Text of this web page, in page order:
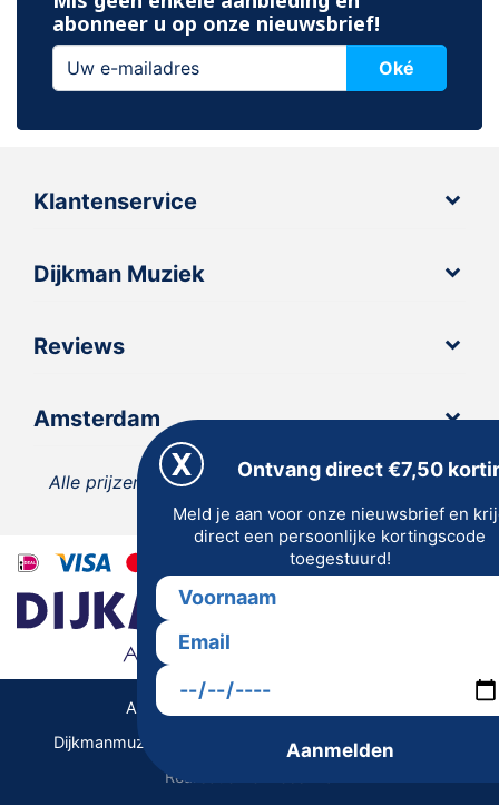
abonneer u op onze nieuwsbrief!
Oké
Klantenservice
Dijkman Muziek
Reviews
Amsterdam
Alle prijzen zijn inclusief 21% BTW, tenzij anders
vermeld.
Dijkmanmuziek 2026 © | Alle rechten voorbehouden
Realisatie De Websmid
Algemene Voorwaarden | Privacy
Ontvang direct €7,50
Meld je aan voor onze nieuwsbrief en
direct een persoonlijke kortingscode
toegestuurd!
Aanmelden